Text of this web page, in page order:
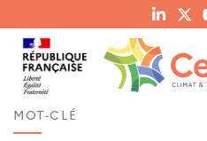
menu
social
links
RECHERCHER UN MOT-CLÉ, UNE
QUE RECHERCHEZ-VOUS ?
MOT-CLÉ